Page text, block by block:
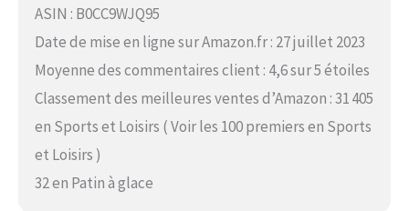
ASIN : B0CC9WJQ95
Date de mise en ligne sur Amazon.fr : 27 juillet 2023
Moyenne des commentaires client : 4,6 sur 5 étoiles
Classement des meilleures ventes d’Amazon : 31 405
en Sports et Loisirs ( Voir les 100 premiers en Sports
et Loisirs )
32 en Patin à glace